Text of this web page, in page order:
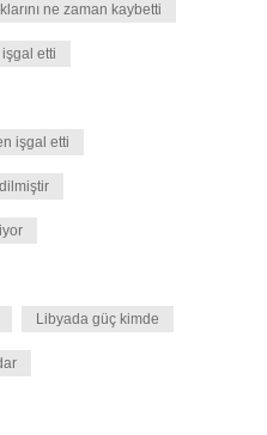
ne zaman kaybetti
etti
işgal etti
Libyada güç kimde